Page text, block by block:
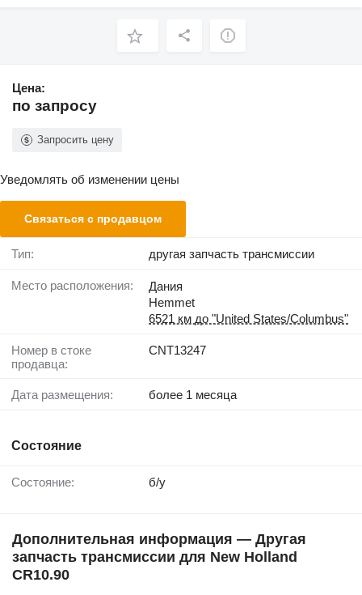
Цена:
по запросу
Запросить цену
Уведомлять об изменении цены
Связаться с продавцом
Тип: другая запчасть трансмиссии
Место расположения:
Дания
Hemmet
6521 км до "United States/Columbus"
Номер в стоке
продавца:
CNT13247
Дата размещения: более 1 месяца
Состояние
Состояние: б/у
Дополнительная информация — Другая
запчасть трансмиссии для New Holland
CR10.90